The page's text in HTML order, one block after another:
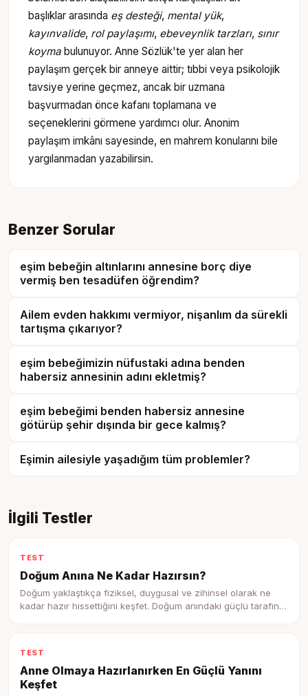
başlıklar arasında eş desteği, mental yük,
kayınvalide, rol paylaşımı, ebeveynlik tarzları, sınır
koyma bulunuyor. Anne Sözlük'te yer alan her
paylaşım gerçek bir anneye aittir; tıbbi veya psikolojik
tavsiye yerine geçmez, ancak bir uzmana
başvurmadan önce kafanı toplamana ve
seçeneklerini görmene yardımcı olur. Anonim
paylaşım imkânı sayesinde, en mahrem konularını bile
yargılanmadan yazabilirsin.
Benzer Sorular
eşim bebeğin altınlarını annesine borç diye
vermiş ben tesadüfen öğrendim?
Ailem evden hakkımı vermiyor, nişanlım da sürekli
tartışma çıkarıyor?
eşim bebeğimizin nüfustaki adına benden
habersiz annesinin adını ekletmiş?
eşim bebeğimi benden habersiz annesine
götürüp şehir dışında bir gece kalmış?
Eşimin ailesiyle yaşadığım tüm problemler?
İlgili Testler
TEST
Doğum Anına Ne Kadar Hazırsın?
Doğum yaklaştıkça fiziksel, duygusal ve zihinsel olarak ne
kadar hazır hissettiğini keşfet. Doğum anındaki güçlü tarafını
TEST
Anne Olmaya Hazırlanırken En Güçlü Yanını
Keşfet